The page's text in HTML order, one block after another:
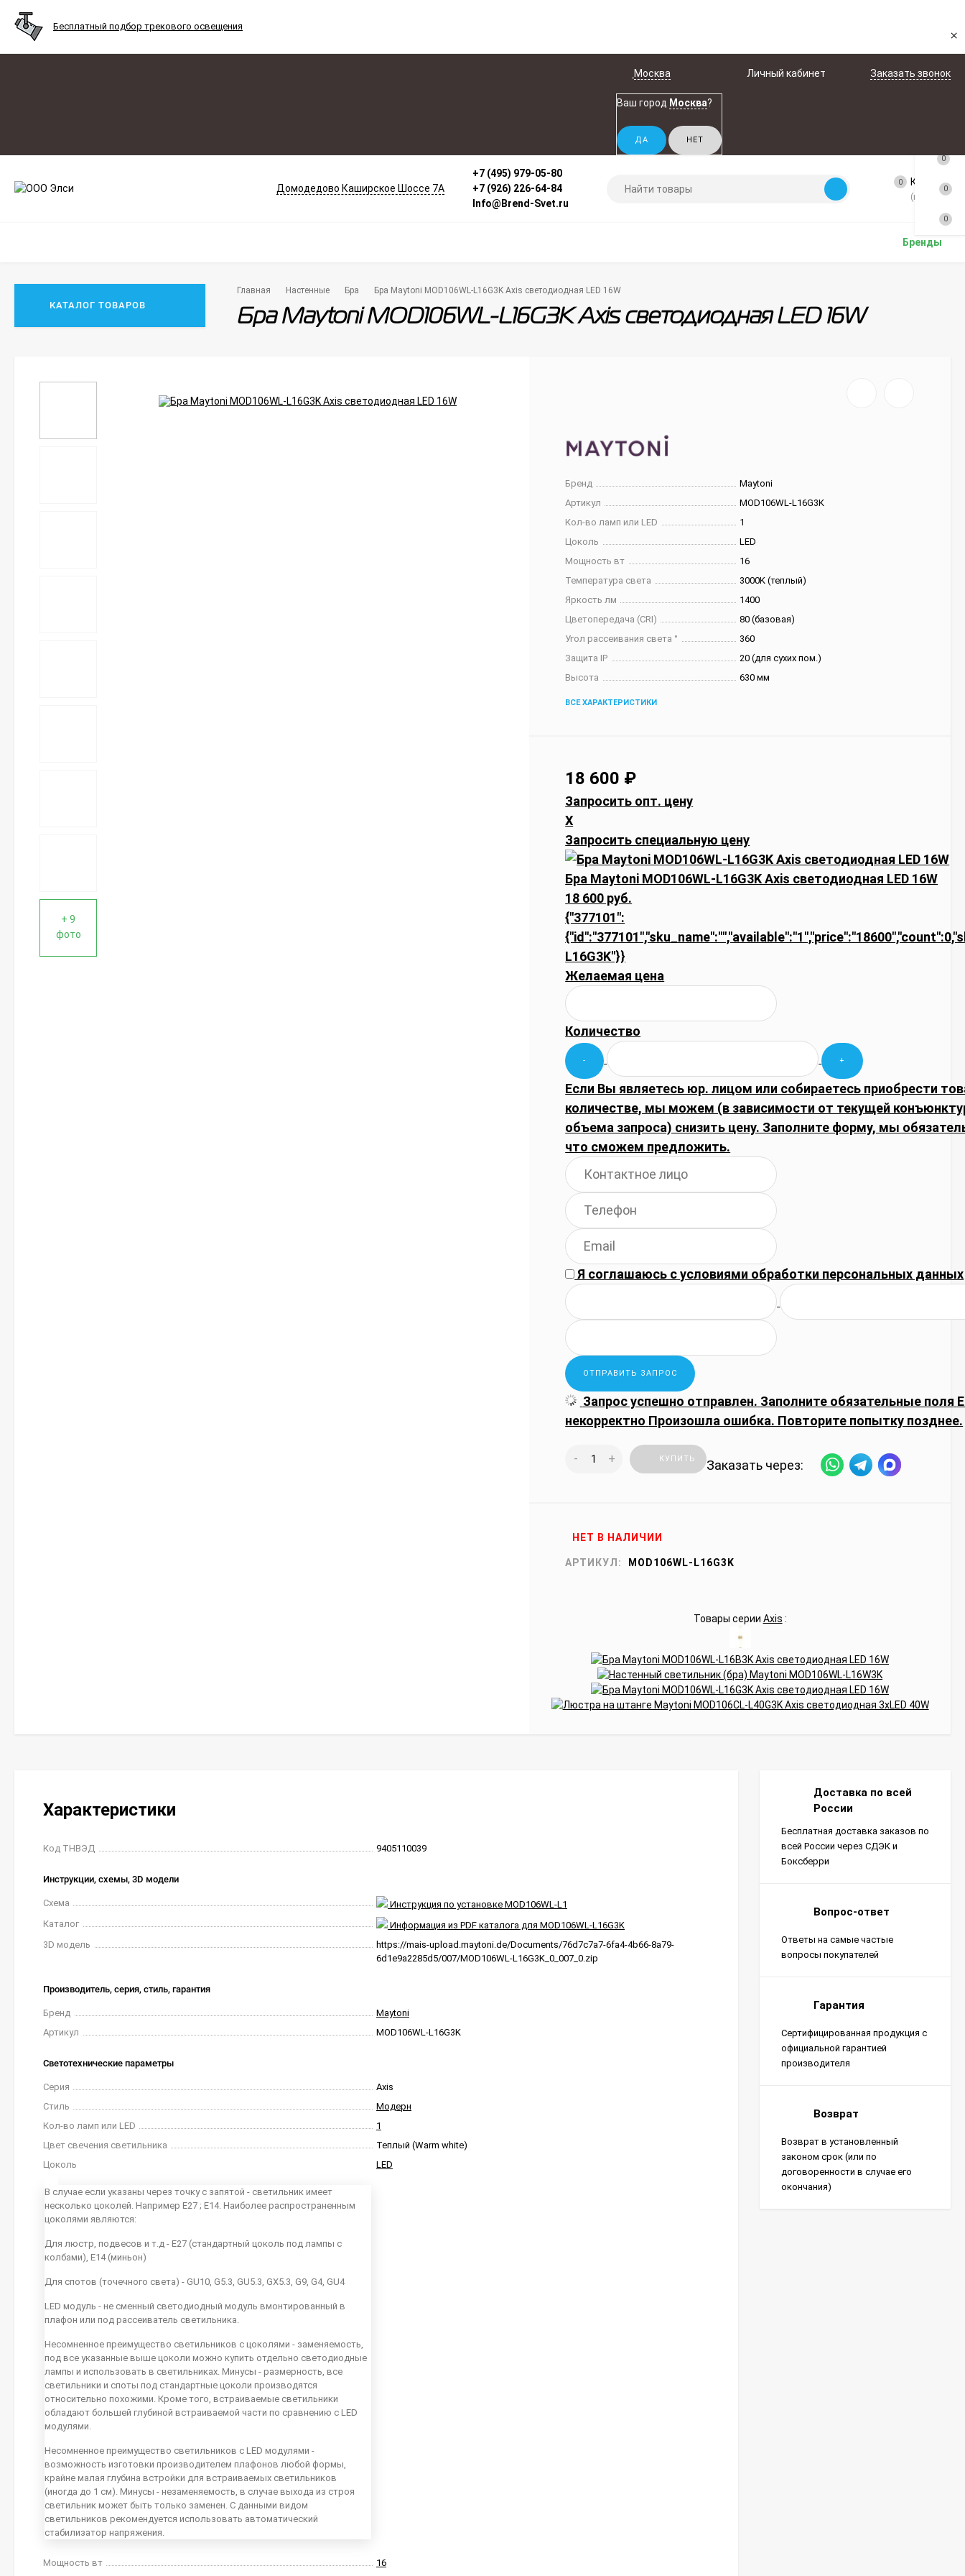
Бесплатный подбор трекового освещения
×
Москва
Ваш город Москва?
Личный кабинет Заказать звонок
Домодедово Каширское Шоссе 7А
+7 (495) 979-05-80
+7 (926) 226-64-84
Info@Brend-Svet.ru
0 Корзина
(пусто)
Бренды
КАТАЛОГ ТОВАРОВ
Главная Настенные Бра Бра Maytoni MOD106WL-L16G3K Axis светодиодная LED 16W
Бра Maytoni MOD106WL-L16G3K Axis светодиодная LED 16W
+ 9
фото
Бренд
Maytoni
Артикул
MOD106WL-L16G3K
Кол-во ламп или LED
1
Цоколь
LED
Мощность вт
16
Температура света
3000K (теплый)
Яркость лм
1400
Цветопередача (CRI)
80 (базовая)
Угол рассеивания света °
360
Защита IP
20 (для сухих пом.)
Высота
630 мм
ВСЕ ХАРАКТЕРИСТИКИ
18 600 ₽
Запросить опт. цену
X
Запросить специальную цену
Бра Maytoni MOD106WL-L16G3K Axis светодиодная LED 16W
18 600 руб.
{"377101":
L16G3K"}}
Желаемая цена
Количество
Если Вы являетесь юр. лицом или собираетесь приобрести
количестве, мы можем (в зависимости от текущей
объема запроса) снизить цену. Заполните форму, мы
что сможем предложить.
Я соглашаюсь сусловиями обработки персональных данных
Запрос успешно отправлен. Заполните обязательные поля
некорректно Произошла ошибка. Повторите попытку позднее.
- + КУПИТЬ Заказать через:
НЕТ В НАЛИЧИИ
АРТИКУЛ: MOD106WL-L16G3K
Товары серии Axis :
Характеристики
Код ТНВЭД 9405110039
Инструкции, схемы, 3D модели
Схема
Инструкция по установке MOD106WL-L1
Каталог
Информация из PDF каталога для MOD106WL-L16G3K
3D модель
https://mais-upload.maytoni.de/Documents/76d7c7a7-6fa4-4b66-8a79-
6d1e9a2285d5/007/MOD106WL-L16G3K_0_007_0.zip
Производитель, серия, стиль, гарантия
Бренд
Maytoni
Артикул
MOD106WL-L16G3K
Светотехнические параметры
Серия
Axis
Стиль
Модерн
Кол-во ламп или LED
1
Цвет свечения светильника
Теплый (Warm white)
Цоколь
В случае если указаны через точку с запятой - светильник имеет
несколько цоколей. Например E27 ; E14. Наиболее распространенным
цоколями являются:
Для люстр, подвесов и т.д - E27 (стандартный цоколь под лампы с
колбами), E14 (миньон)
Для спотов (точечного света) - GU10, G5.3, GU5.3, GX5.3, G9, G4, GU4
LED модуль - не сменный светодиодный модуль вмонтированный в
плафон или под рассеиватель светильника.
Несомненное преимущество светильников с цоколями - заменяемость,
под все указанные выше цоколи можно купить отдельно светодиодные
лампы и использовать в светильниках. Минусы - размерность, все
светильники и споты под стандартные цоколи производятся
относительно похожими. Кроме того, встраиваемые светильники
обладают большей глубиной встраиваемой части по сравнению с LED
модулями.
Несомненное преимущество светильников с LED модулями -
возможность изготовки производителем плафонов любой формы,
крайне малая глубина встройки для встраиваемых светильников
(иногда до 1 см). Минусы - незаменяемость, в случае выхода из строя
светильник может быть только заменен. С данными видом
светильников рекомендуется использовать автоматический
стабилизатор напряжения.
LED
Мощность вт 16
Доставка по всей
России
Бесплатная доставка заказов по
всей России через СДЭК и
Боксберри
Вопрос-ответ
Ответы на самые частые
вопросы покупателей
Гарантия
Сертифицированная продукция с
официальной гарантией
производителя
Возврат
Возврат в установленный
законом срок (или по
договоренности в случае его
окончания)
0
0
0